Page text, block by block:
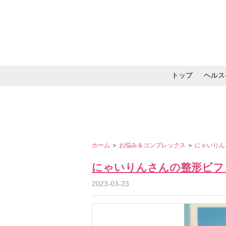
トップ ヘル
ホーム ＞ お悩み＆コンプレックス ＞ にゃいり
にゃいりんさんの整形ビ
2023-03-23